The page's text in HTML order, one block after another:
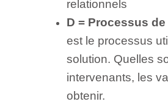
relationnels
D = Processus
est le processus
solution. Quelles
intervenants, les
obtenir.